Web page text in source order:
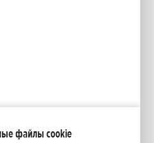
файлы cookie